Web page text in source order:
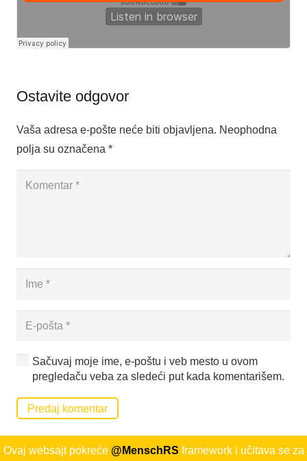
Ostavite odgovor
Vaša adresa e-pošte neće biti objavljena. Neophodna
polja su označena *
Sačuvaj moje ime, e-poštu i veb mesto u ovom
pregledaču veba za sledeći put kada komentarišem.
Predaj komentar
Ovaj websajt pokreće @MenschRS framework i učitava se za